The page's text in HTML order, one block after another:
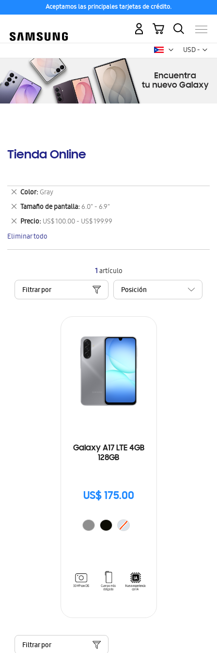
Aceptamos las principales tarjetas de crédito.
USD -
dólar
Mi carrito
Tienda Online
1artículo
Filtrar por
Galaxy A17 LTE 4GB
128GB
US$ 175.00
Filtrar por
Color Gray
Eliminar
este
artículo
Tamaño de pantalla 6.0" - 6.9"
Eliminar
este
artículo
Precio US$ 100.00 - US$ 199.99
Eliminar
este
artículo
Eliminar todo